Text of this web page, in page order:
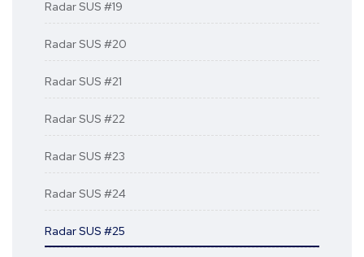
Radar SUS #19
Radar SUS #20
Radar SUS #21
Radar SUS #22
Radar SUS #23
Radar SUS #24
Radar SUS #25